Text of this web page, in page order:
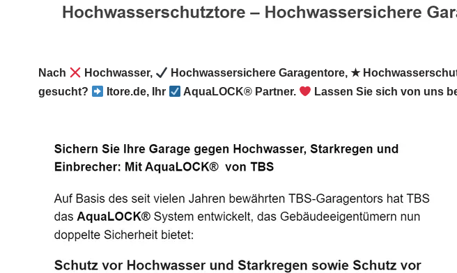
Nach Hochwasser, Hochwassersichere Garagentore, ★
gesucht?
Itore.de, Ihr AquaLOCK® Partner. Lassen Sie sich von uns